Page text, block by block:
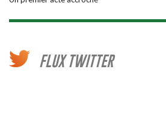
FLUX TWITTER